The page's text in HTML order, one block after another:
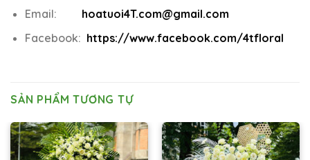
Email:
hoatuoi4T.com@gmail.com
Facebook: https://www.facebook.com/4tfloral
SẢN PHẨM TƯƠNG TỰ